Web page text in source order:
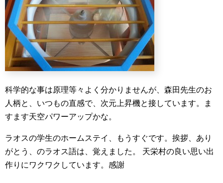
科学的な事は原理等々よく分かりませんが、森田先生のお
人柄と、いつもの直感で、次元上昇機と接しています。ま
すます天空パワーアップかな。
ラオスの学生のホームステイ、もうすぐです。挨拶、あり
がとう、のラオス語は、覚えました。
天栄村の良い思い出
作りにワクワクしています。感謝